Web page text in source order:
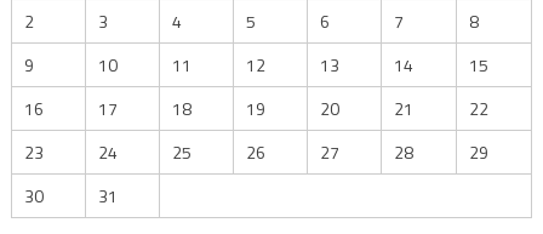
2
3 4 5 6 7
8
9
10 11 12 13 14
15
16
17 18 19 20 21
22
23
24 25 26 27 28
29
30
31